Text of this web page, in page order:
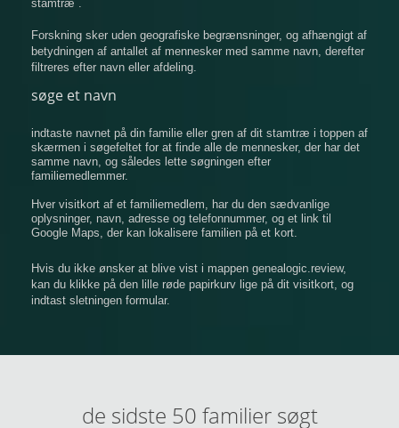
stamtræ .
Forskning sker uden geografiske begrænsninger, og afhængigt af
betydningen af ​​antallet af mennesker med samme navn, derefter
filtreres efter navn eller afdeling.
søge et navn
indtaste navnet på din familie eller gren af ​​dit stamtræ i toppen af
​​skærmen i søgefeltet for at finde alle de mennesker, der har det
samme navn, og således lette søgningen efter
familiemedlemmer.
Hver visitkort af et familiemedlem, har du den sædvanlige
oplysninger, navn, adresse og telefonnummer, og et link til
Google Maps, der kan lokalisere familien på et kort.
Hvis du ikke ønsker at blive vist i mappen genealogic.review,
kan du klikke på den lille røde papirkurv lige på dit visitkort, og
indtast sletningen formular.
de sidste 50 familier søgt